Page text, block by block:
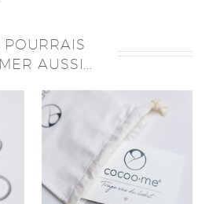
POURRAIS
AUSSI...